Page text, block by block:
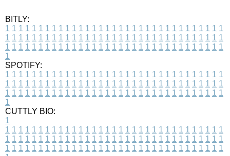
BITLY:
1 1 1 1 1 1 1 1 1 1 1 1 1 1 1 1 1 1 1 1 1 1 1 1 1 1 1 1 1 1 1 1 1
1 1 1 1 1 1 1 1 1 1 1 1 1 1 1 1 1 1 1 1 1 1 1 1 1 1 1 1 1 1 1 1 1
1 1 1 1 1 1 1 1 1 1 1 1 1 1 1 1 1 1 1 1 1 1 1 1 1 1 1 1 1 1 1 1 1
1
SPOTIFY:
1 1 1 1 1 1 1 1 1 1 1 1 1 1 1 1 1 1 1 1 1 1 1 1 1 1 1 1 1 1 1 1 1
1 1 1 1 1 1 1 1 1 1 1 1 1 1 1 1 1 1 1 1 1 1 1 1 1 1 1 1 1 1 1 1 1
1 1 1 1 1 1 1 1 1 1 1 1 1 1 1 1 1 1 1 1 1 1 1 1 1 1 1 1 1 1 1 1 1
1
CUTTLY BIO:
1
1 1 1 1 1 1 1 1 1 1 1 1 1 1 1 1 1 1 1 1 1 1 1 1 1 1 1 1 1 1 1 1 1
1 1 1 1 1 1 1 1 1 1 1 1 1 1 1 1 1 1 1 1 1 1 1 1 1 1 1 1 1 1 1 1 1
1 1 1 1 1 1 1 1 1 1 1 1 1 1 1 1 1 1 1 1 1 1 1 1 1 1 1 1 1 1 1 1 1